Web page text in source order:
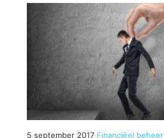
5 september 2017 Financiëel beheer